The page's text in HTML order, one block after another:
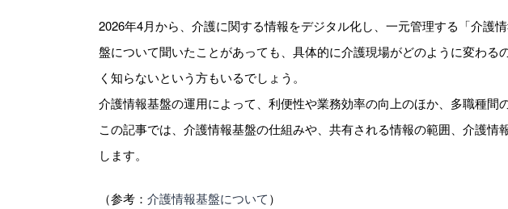
2026年4月から、介護に関する情報をデジタル化し、一元管理する「介護
盤について聞いたことがあっても、具体的に介護現場がどのように変わ
く知らないという方もいるでしょう。
介護情報基盤の運用によって、利便性や業務効率の向上のほか、多職種間
この記事では、介護情報基盤の仕組みや、共有される情報の範囲、介護
します。
（参考： 介護情報基盤について）